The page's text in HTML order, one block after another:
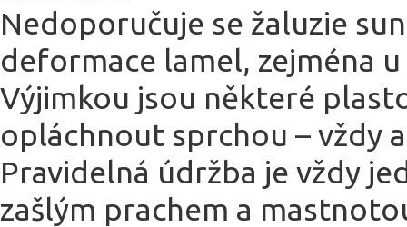
Nedoporučuje se žaluzie
deformace lamel, zejména
Výjimkou jsou některé
opláchnout sprchou – vždy
Pravidelná údržba je vždy
zašlým prachem a